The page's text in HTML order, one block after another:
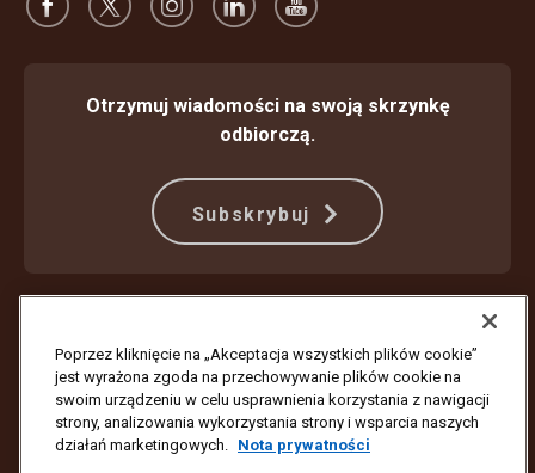
Otrzymuj wiadomości na swoją skrzynkę
odbiorczą.
Subskrybuj
Ustawienia plików cookie
Copyright ©1994–2026 United Parcel Service of America, Inc. Wszelkie
prawa zastrzeżone. Nie chcesz już otrzymywać aktualizacji e-mail?
Anuluj subskrypcję tutaj
Poprzez kliknięcie na „Akceptacja wszystkich plików cookie”
jest wyrażona zgoda na przechowywanie plików cookie na
swoim urządzeniu w celu usprawnienia korzystania z nawigacji
strony, analizowania wykorzystania strony i wsparcia naszych
działań marketingowych. Nota prywatności